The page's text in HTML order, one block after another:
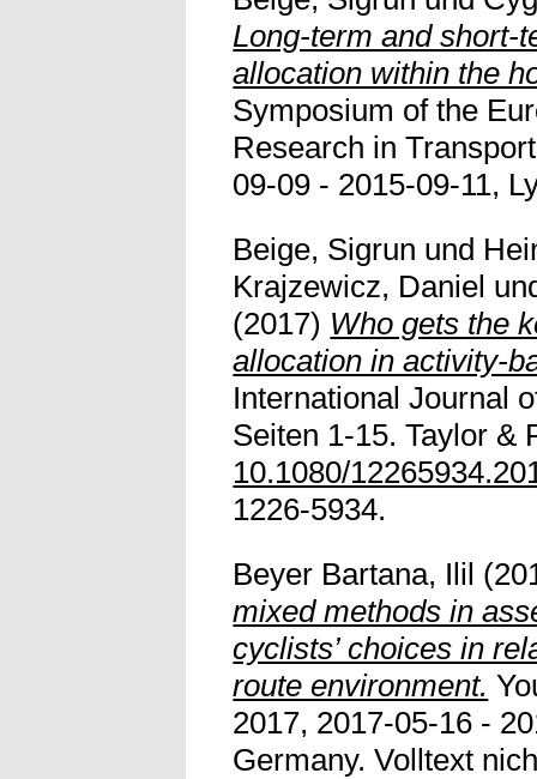
Long-term and short-
allocation within the
Symposium of the
Research in
09-09 - 2015-09-11,
Beige, Sigrun und
Krajzewicz, Daniel
(2017) Who gets the
allocation in activity-
International Journal
Seiten 1-15. Taylor &
10.1080/
1226-5934.
Beyer Bartana, Ilil
mixed methods in
cyclists’ choices in
route environment.
2017, 2017-05-16 -
Germany. Volltext